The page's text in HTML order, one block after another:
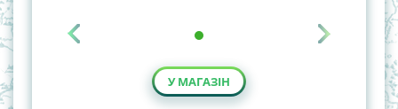
У МАГАЗІН